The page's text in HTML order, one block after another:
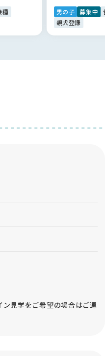
得力があり、代表の方の
い」と確信しました。当時
が少なかったのですが、他
願いしたいと思い相談しま
種
男の子 募集中
親犬登録
見学をご希望の場合はご連